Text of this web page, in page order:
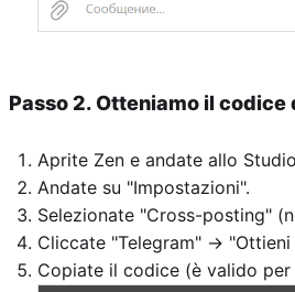
Passo 2. Otteniamo il codice
Aprite Zen e andate allo
Andate su "Impostazioni".
Selezionate "Cross-posting"
Cliccate "Telegram" →
Copiate il codice (è valido